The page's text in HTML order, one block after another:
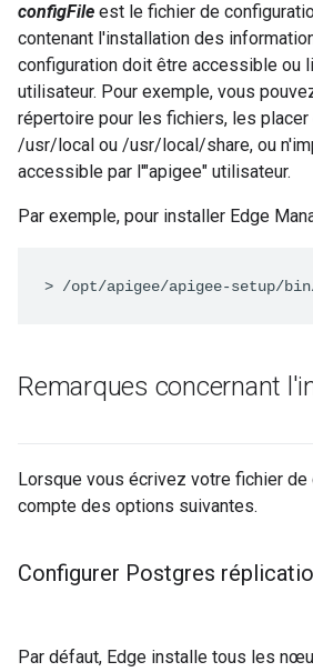
configFile est le fichier de
contenant l'installation des
configuration doit être accessible ou
utilisateur. Pour exemple, vous
répertoire pour les fichiers, les
/usr/local ou /usr/local/share, ou
accessible par l'"apigee" utilisateur.
Par exemple, pour installer Edge
> /opt/apigee/apigee-setup/
Remarques concernant
Lorsque vous écrivez votre fichier de
compte des options suivantes.
Configurer Postgres
Par défaut, Edge installe tous les